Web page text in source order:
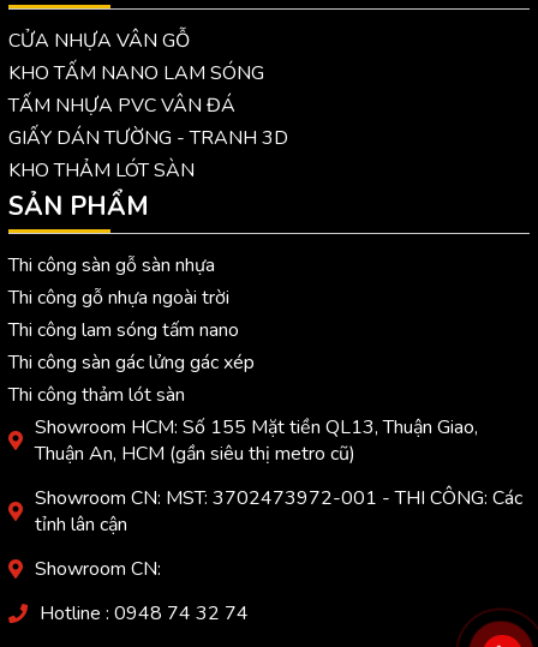
CỬA NHỰA VÂN GỖ
KHO TẤM NANO LAM SÓNG
TẤM NHỰA PVC VÂN ĐÁ
GIẤY DÁN TƯỜNG - TRANH 3D
KHO THẢM LÓT SÀN
SẢN PHẨM
Thi công sàn gỗ sàn nhựa
Thi công gỗ nhựa ngoài trời
Thi công lam sóng tấm nano
Thi công sàn gác lửng gác xép
Thi công thảm lót sàn
Showroom HCM: Số 155 Mặt tiền QL13, Thuận Giao,
Thuận An, HCM (gần siêu thị metro cũ)
Showroom CN: MST: 3702473972-001 - THI CÔNG: Các
tỉnh lân cận
Showroom CN:
Hotline : 0948 74 32 74